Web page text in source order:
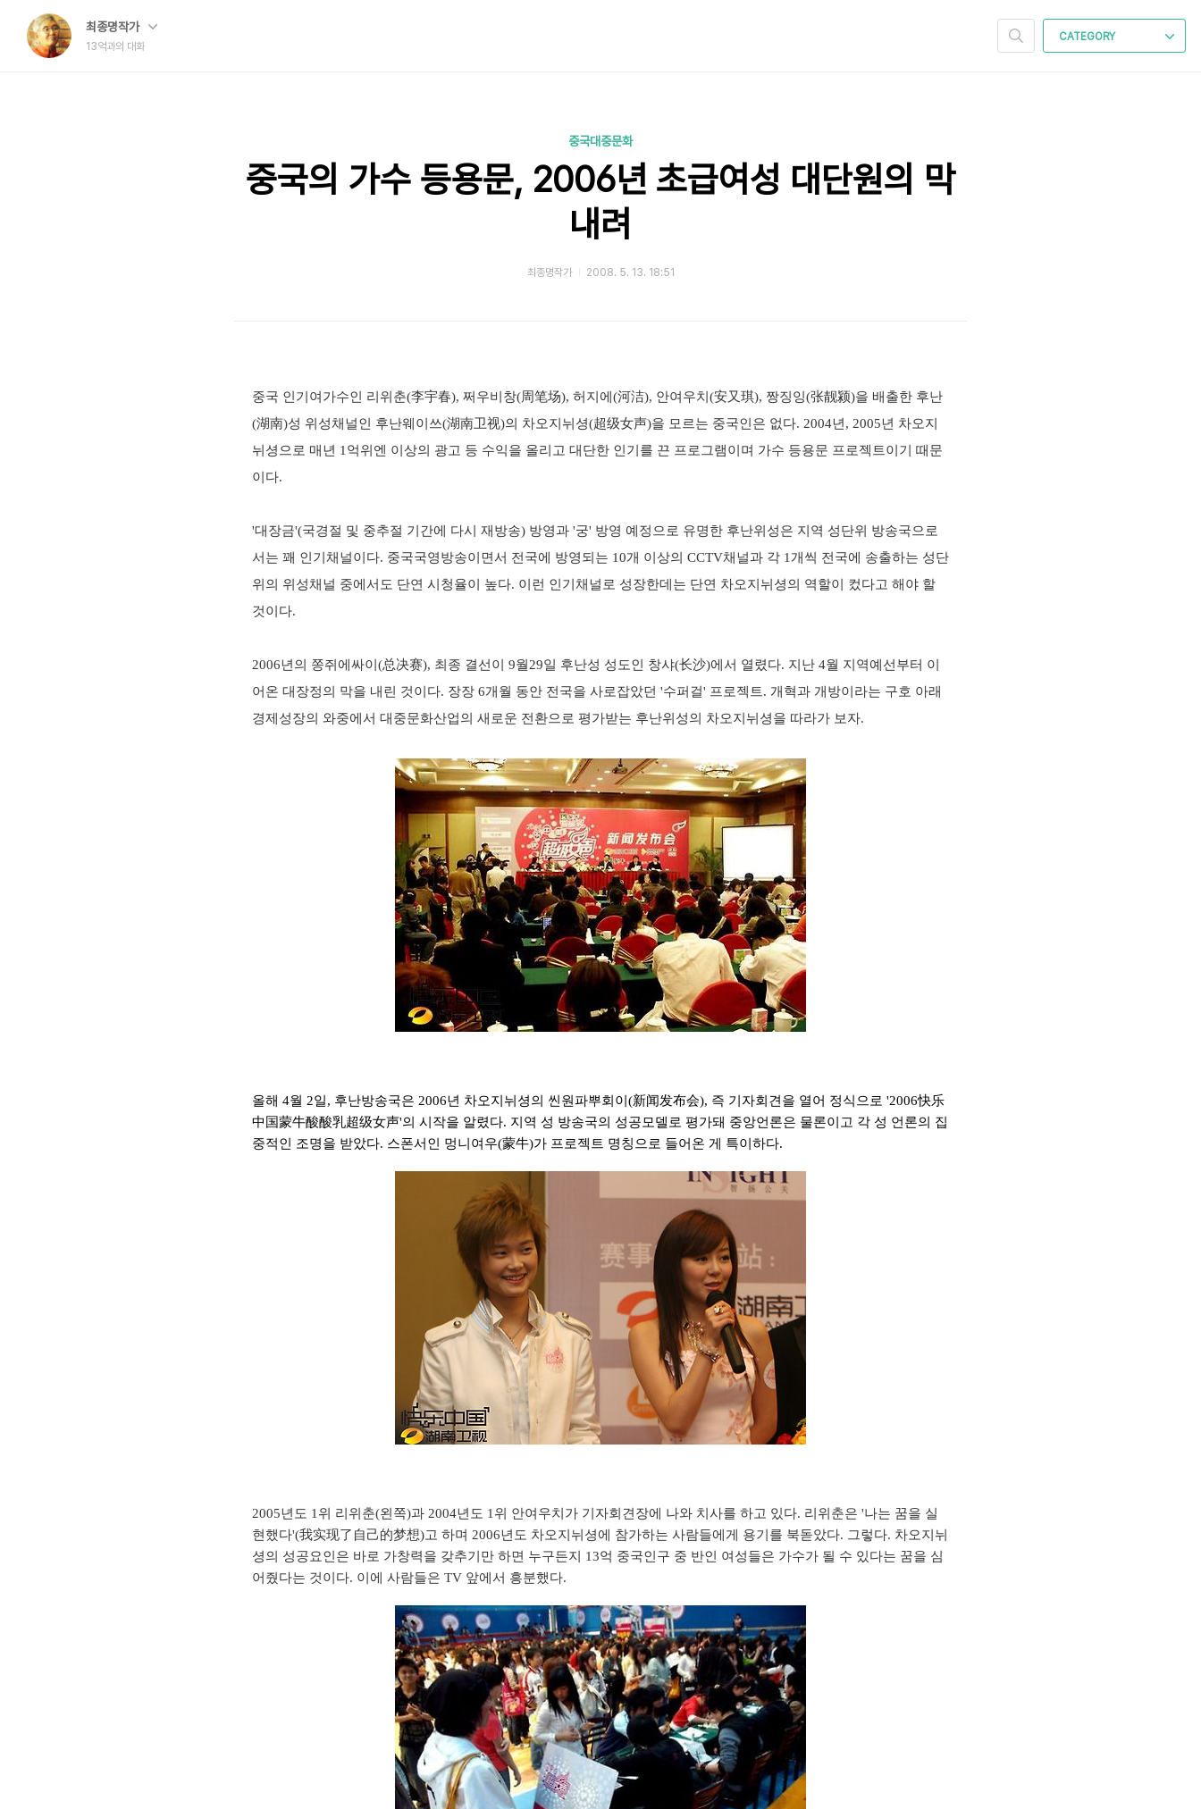
최종명작가
13억과의 대화
CATEGORY
중국대중문화
중국의 가수 등용문, 2006년 초급여성 대단원의 막
내려
최종명작가 2008. 5. 13. 18:51
중국 인기여가수인 리위춘(李宇春), 쩌우비창(周笔场), 허지에(河洁), 안여우치(安又琪), 짱징잉(张靓颍)을 배출한 후난
(湖南)성 위성채널인 후난웨이쓰(湖南卫视)의 차오지뉘셩(超级女声)을 모르는 중국인은 없다. 2004년, 2005년 차오지
뉘셩으로 매년 1억위엔 이상의 광고 등 수익을 올리고 대단한 인기를 끈 프로그램이며 가수 등용문 프로젝트이기 때문
이다.
'대장금'(국경절 및 중추절 기간에 다시 재방송) 방영과 '궁' 방영 예정으로 유명한 후난위성은 지역 성단위 방송국으로
서는 꽤 인기채널이다. 중국국영방송이면서 전국에 방영되는 10개 이상의 CCTV채널과 각 1개씩 전국에 송출하는 성단
위의 위성채널 중에서도 단연 시청율이 높다. 이런 인기채널로 성장한데는 단연 차오지뉘셩의 역할이 컸다고 해야 할
것이다.
2006년의 쫑쥐에싸이(总决赛), 최종 결선이 9월29일 후난성 성도인 창샤(长沙)에서 열렸다. 지난 4월 지역예선부터 이
어온 대장정의 막을 내린 것이다. 장장 6개월 동안 전국을 사로잡았던 '수퍼걸' 프로젝트. 개혁과 개방이라는 구호 아래
경제성장의 와중에서 대중문화산업의 새로운 전환으로 평가받는 후난위성의 차오지뉘셩을 따라가 보자.
올해 4월 2일, 후난방송국은 2006년 차오지뉘셩의 씬원파뿌회이(新闻发布会), 즉 기자회견을 열어 정식으로 '2006快乐
中国蒙牛酸酸乳超级女声'의 시작을 알렸다. 지역 성 방송국의 성공모델로 평가돼 중앙언론은 물론이고 각 성 언론의 집
중적인 조명을 받았다. 스폰서인 멍니여우(蒙牛)가 프로젝트 명칭으로 들어온 게 특이하다.
2005년도 1위 리위춘(왼쪽)과 2004년도 1위 안여우치가 기자회견장에 나와 치사를 하고 있다. 리위춘은 '나는 꿈을 실
현했다'(我实现了自己的梦想)고 하며 2006년도 차오지뉘셩에 참가하는 사람들에게 용기를 북돋았다. 그렇다. 차오지뉘
셩의 성공요인은 바로 가창력을 갖추기만 하면 누구든지 13억 중국인구 중 반인 여성들은 가수가 될 수 있다는 꿈을 심
어줬다는 것이다. 이에 사람들은 TV 앞에서 흥분했다.